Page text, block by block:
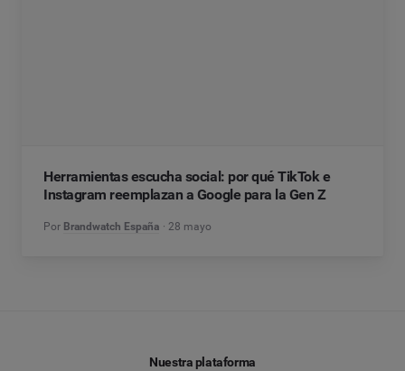
Herramientas escucha social: por qué TikTok e
Instagram reemplazan a Google para la Gen Z
Por Brandwatch España 28 mayo
Nuestra plataforma